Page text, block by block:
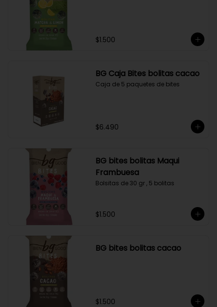
$1.500
BG Caja Bites bolitas cacao
Caja de 5 paquetes de bites
$6.490
BG bites bolitas Maqui
Frambuesa
Bolsitas de 30 gr , 5 bolitas
$1.500
BG bites bolitas cacao
$1.500